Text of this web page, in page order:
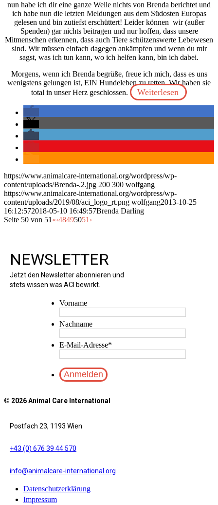
nun habe ich dir eine ganze Weile nichts von Brenda berichtet und
ich habe nun die letzten Meldungen aus dem Südosten Europas
gelesen und bin zutiefst erschüttert! Leider können wir (außer
Spenden) gar nichts beitragen und nur hoffen, dass unsere
Mitmenschen erkennen, dass auch Tiere schützenswerte Lebewesen
sind. Wir müssen einfach dagegen ankämpfen und wenn du mir
sagst, was ich tun kann, wo ich helfen kann, bin ich dabei.
Morgens, wenn ich Brenda begrüße, freue ich mich, dass es uns
wenigstens gelungen ist, EIN Hundeleben zu retten. Wir haben sie
total in unser Herz geschlossen.
Weiterlesen
https://www.animalcare-international.org/wordpress/wp-
content/uploads/Brenda-.2.jpg 200 300 wolfgang
https://www.animalcare-international.org/wordpress/wp-
content/uploads/2019/08/aci_logo_rt.png wolfgang2013-10-25
16:12:572018-05-10 16:49:57Brenda Darling
Seite 50 von 51 «‹48495051 ›
NEWSLETTER
Jetzt den Newsletter abonnieren und
stets wissen was ACI bewirkt.
Vorname
Nachname
E-Mail-Adresse*
© 2026 Animal Care International
Postfach 23, 1193 Wien
+43 (0) 676 39 44 570
info@animalcare-international.org
Datenschutzerklärung
Impressum